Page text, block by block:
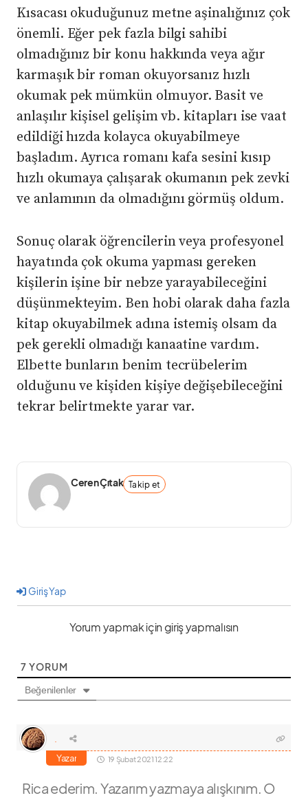
Kısacası okuduğunuz metne aşinalığınız çok
önemli. Eğer pek fazla bilgi sahibi
olmadığınız bir konu hakkında veya ağır
karmaşık bir roman okuyorsanız hızlı
okumak pek mümkün olmuyor. Basit ve
anlaşılır kişisel gelişim vb. kitapları ise vaat
edildiği hızda kolayca okuyabilmeye
başladım. Ayrıca romanı kafa sesini kısıp
hızlı okumaya çalışarak okumanın pek zevki
ve anlamının da olmadığını görmüş oldum.
Sonuç olarak öğrencilerin veya profesyonel
hayatında çok okuma yapması gereken
kişilerin işine bir nebze yarayabileceğini
düşünmekteyim. Ben hobi olarak daha fazla
kitap okuyabilmek adına istemiş olsam da
pek gerekli olmadığı kanaatine vardım.
Elbette bunların benim tecrübelerim
olduğunu ve kişiden kişiye değişebileceğini
tekrar belirtmekte yarar var.
Ceren Çıtak Takip et
Giriş Yap
Yorum yapmak için giriş yapmalısın
7 YORUM
Beğenilenler
Yazar 19 Şubat 2021 12:22
Rica ederim. Yazarım yazmaya alışkınım. O